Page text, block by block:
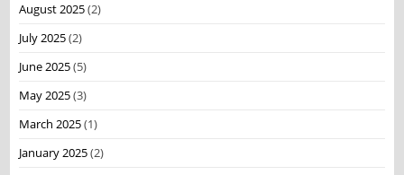
August 2025(2)
July 2025(2)
June 2025(5)
May 2025(3)
March 2025(1)
January 2025(2)